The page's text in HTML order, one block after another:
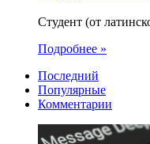
Студент (от
Подробнее »
Последний
Популярные
Комментарии